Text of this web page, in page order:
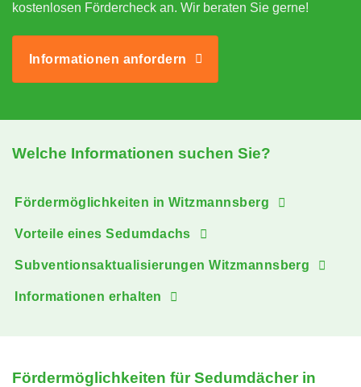
kostenlosen Fördercheck an. Wir beraten Sie gerne!
Informationen anfordern
Welche Informationen suchen Sie?
Fördermöglichkeiten in Witzmannsberg
Vorteile eines Sedumdachs
Subventionsaktualisierungen Witzmannsberg
Informationen erhalten
Fördermöglichkeiten für Sedumdächer in